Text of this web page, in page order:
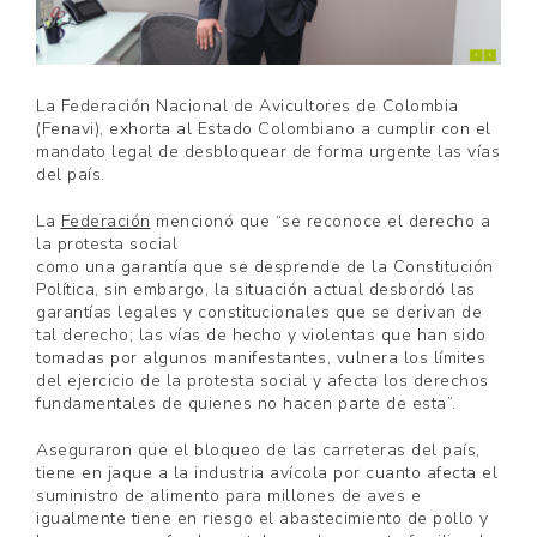
La Federación Nacional de Avicultores de Colombia
(Fenavi), exhorta al Estado Colombiano a cumplir con el
mandato legal de desbloquear de forma urgente las vías
del país.
La Federación mencionó que “se reconoce el derecho a
la protesta social
como una garantía que se desprende de la Constitución
Política, sin embargo, la situación actual desbordó las
garantías legales y constitucionales que se derivan de
tal derecho; las vías de hecho y violentas que han sido
tomadas por algunos manifestantes, vulnera los límites
del ejercicio de la protesta social y afecta los derechos
fundamentales de quienes no hacen parte de esta”.
Aseguraron que el bloqueo de las carreteras del país,
tiene en jaque a la industria avícola por cuanto afecta el
suministro de alimento para millones de aves e
igualmente tiene en riesgo el abastecimiento de pollo y